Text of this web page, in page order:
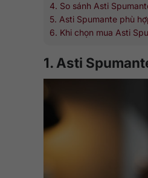
4. So sánh Asti
5. Asti Spumante phù
6. Khi chọn mua Asti
1. Asti